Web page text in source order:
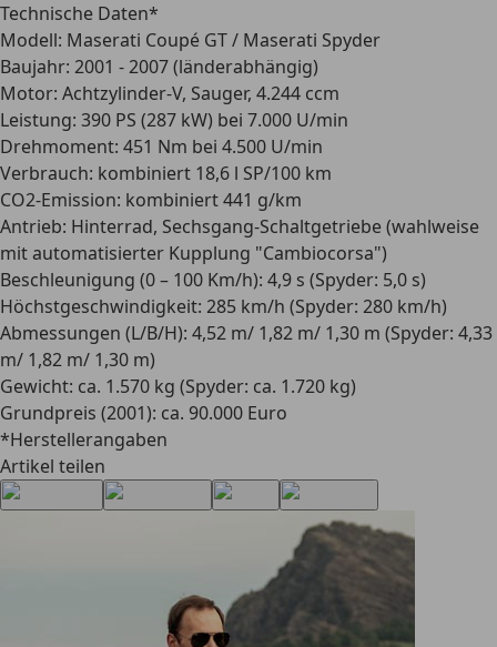
Technische Daten*
Modell: Maserati Coupé GT / Maserati Spyder
Baujahr: 2001 - 2007 (länderabhängig)
Motor: Achtzylinder-V, Sauger, 4.244 ccm
Leistung: 390 PS (287 kW) bei 7.000 U/min
Drehmoment: 451 Nm bei 4.500 U/min
Verbrauch: kombiniert 18,6 l SP/100 km
CO2-Emission: kombiniert 441 g/km
Antrieb: Hinterrad, Sechsgang-Schaltgetriebe (wahlweise
mit automatisierter Kupplung "Cambiocorsa")
Beschleunigung (0 – 100 Km/h): 4,9 s (Spyder: 5,0 s)
Höchstgeschwindigkeit: 285 km/h (Spyder: 280 km/h)
Abmessungen (L/B/H): 4,52 m/ 1,82 m/ 1,30 m (Spyder: 4,33
m/ 1,82 m/ 1,30 m)
Gewicht: ca. 1.570 kg (Spyder: ca. 1.720 kg)
Grundpreis (2001): ca. 90.000 Euro
*Herstellerangaben
Artikel teilen